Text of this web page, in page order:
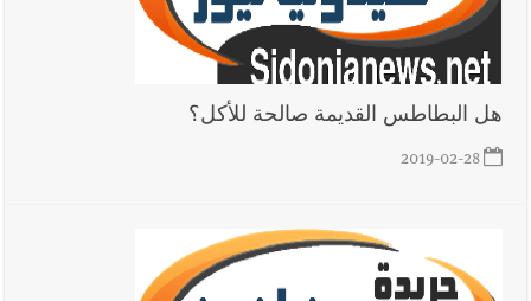
العالم العربي
يبقى الشعب الفلسطيني يعيش كل هذا الألم؟ وإلى متى تستمر هذه
المعاناة التي تمزق القلوب والضمائر؟
هل البطاطس القديمة صالحة للأكل؟
2019-02-28